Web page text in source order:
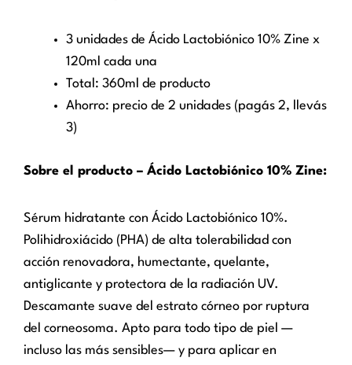
3 unidades de Ácido Lactobiónico 10% Zine x
120ml cada una
Total: 360ml de producto
Ahorro: precio de 2 unidades (pagás 2, llevás
3)
Sobre el producto – Ácido Lactobiónico 10% Zine:
Sérum hidratante con Ácido Lactobiónico 10%.
Polihidroxiácido (PHA) de alta tolerabilidad con
acción renovadora, humectante, quelante,
antiglicante y protectora de la radiación UV.
Descamante suave del estrato córneo por ruptura
del corneosoma. Apto para todo tipo de piel —
incluso las más sensibles— y para aplicar en